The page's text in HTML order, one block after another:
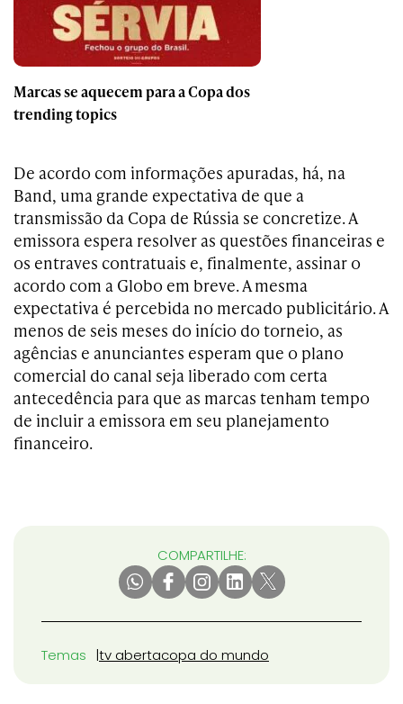
Marcas se aquecem para a Copa dos
trending topics
De acordo com informações apuradas, há, na
Band, uma grande expectativa de que a
transmissão da Copa de Rússia se concretize. A
emissora espera resolver as questões financeiras e
os entraves contratuais e, finalmente, assinar o
acordo com a Globo em breve. A mesma
expectativa é percebida no mercado publicitário. A
menos de seis meses do início do torneio, as
agências e anunciantes esperam que o plano
comercial do canal seja liberado com certa
antecedência para que as marcas tenham tempo
de incluir a emissora em seu planejamento
financeiro.
COMPARTILHE:
Temas tv abertacopa do mundo